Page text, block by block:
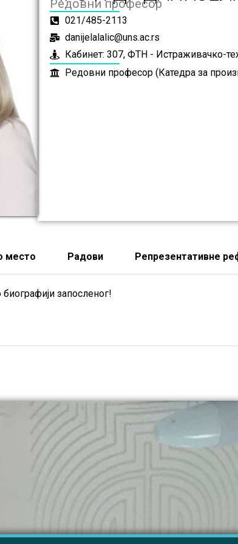
Редовни професор
021/485-2113
danijelalalic@uns.ac.rs
Кабинет: 307, ФТН - Истраживачко-
Редовни професор (Катедра за
место Радови Репрезентативне
запосленог!